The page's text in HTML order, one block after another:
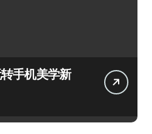
手机美学新